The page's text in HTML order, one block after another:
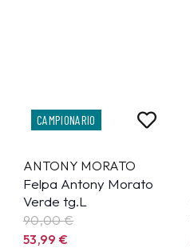
CAMPIONARIO
ANTONY MORATO
Felpa Antony Morato
Verde tg.L
90,00 €
53,99€